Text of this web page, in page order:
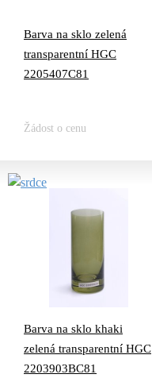
Barva na sklo zelená
transparentní HGC
2205407C81
Žádost o cenu
Barva na sklo khaki
zelená transparentní HGC
2203903BC81